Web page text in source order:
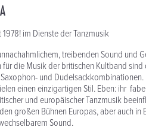
im Dienste der Tanzmusik
treibenden Sound und
für die Musik der britischen Kultband
und Dudelsackkombinationen.
einen einzigartigen Stil. Eben: ihr
und europäischer Tanzmusik
großen Bühnen Europas, aber auch
Sound.